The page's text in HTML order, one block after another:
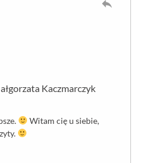
Kaczmarczyk
Witam cię u siebie,
reply